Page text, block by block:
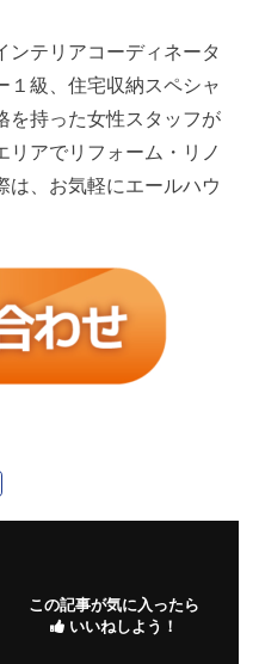
ンテリアコーディネータ
１級、住宅収納スペシャ
を持った女性スタッフが
リアでリフォーム・リノ
は、お気軽にエールハウ
この記事が気に入ったら
いいねしよう！